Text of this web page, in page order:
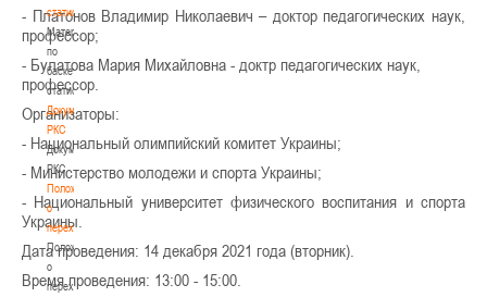
статистике
Материалы
по
баскетбольной
статистике
Документы
РКС
Документы
РКС
Положение
о
переходах
Положение
о
переходах
- Платонов Владимир Николаевич – доктор педагогических наук,
профессор;
- Булатова Мария Михайловна - доктр педагогических наук,
профессор.
Организаторы:
- Национальный олимпийский комитет Украины;
- Министерство молодежи и спорта Украины;
- Национальный университет физического воспитания и спорта
Украины.
Дата проведения: 14 декабря 2021 года (вторник).
Время проведения: 13:00 - 15:00.